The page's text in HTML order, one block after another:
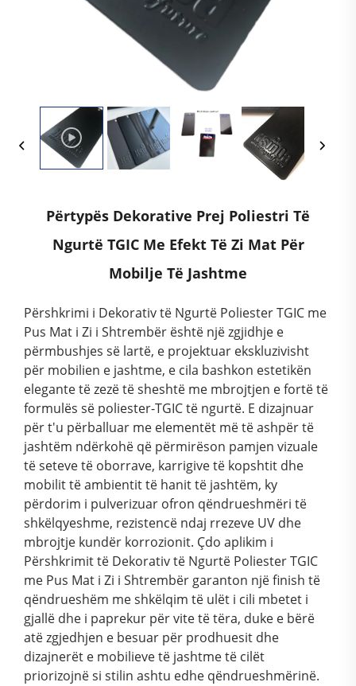
Përtypës Dekorative Prej Poliestri Të
Ngurtë TGIC Me Efekt Të Zi Mat Për
Mobilje Të Jashtme
Përshkrimi i Dekorativ të Ngurtë Poliester TGIC me
Pus Mat i Zi i Shtrembër është një zgjidhje e
përmbushjes së lartë, e projektuar ekskluzivisht
për mobilien e jashtme, e cila bashkon estetikën
elegante të zezë të sheshtë me mbrojtjen e fortë të
formulës së poliester-TGIC të ngurtë. E dizajnuar
për t'u përballuar me elementët më të ashpër të
jashtëm ndërkohë që përmirëson pamjen vizuale
të seteve të oborrave, karrigive të kopshtit dhe
mobilit të ambientit të hanit të jashtëm, ky
përdorim i pulverizuar ofron qëndrueshmëri të
shkëlqyeshme, rezistencë ndaj rrezeve UV dhe
mbrojtje kundër korrozionit. Çdo aplikim i
Përshkrimit të Dekorativ të Ngurtë Poliester TGIC
me Pus Mat i Zi i Shtrembër garanton një finish të
qëndrueshëm me shkëlqim të ulët i cili mbetet i
gjallë dhe i paprekur për vite të tëra, duke e bërë
atë zgjedhjen e besuar për prodhuesit dhe
dizajnerët e mobilieve të jashtme të cilët
priorizojnë si stilin ashtu edhe qëndrueshmërinë.